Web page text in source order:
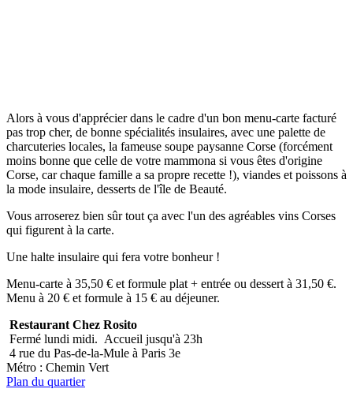
Alors à vous d'apprécier dans le cadre d'un bon menu-carte facturé
pas trop cher, de bonne spécialités insulaires, avec une palette de
charcuteries locales, la fameuse soupe paysanne Corse (forcément
moins bonne que celle de votre mammona si vous êtes d'origine
Corse, car chaque famille a sa propre recette !), viandes et poissons à
la mode insulaire, desserts de l'île de Beauté.
Vous arroserez bien sûr tout ça avec l'un des agréables vins Corses
qui figurent à la carte.
Une halte insulaire qui fera votre bonheur !
Menu-carte à 35,50 € et formule plat + entrée ou dessert à 31,50 €.
Menu à 20 € et formule à 15 € au déjeuner.
Restaurant Chez Rosito
Fermé lundi midi. Accueil jusqu'à 23h
4 rue du Pas-de-la-Mule à Paris 3e
Métro : Chemin Vert
Plan du quartier